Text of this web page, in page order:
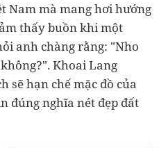
Nam mà mang hơi hướng
thấy buồn khi một
anh chàng rằng: "Nho
Khoai Lang
sẽ hạn chế mặc đồ của
đúng nghĩa nét đẹp đất